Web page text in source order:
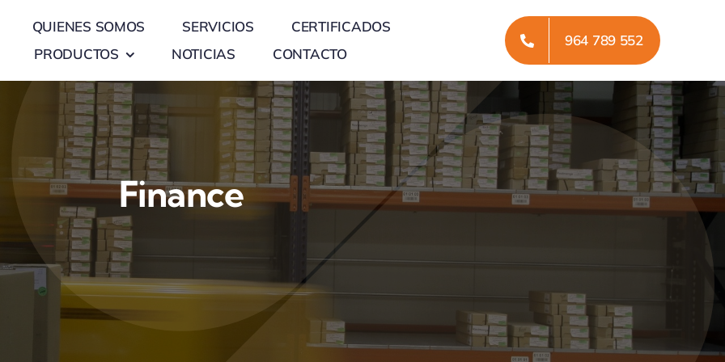
QUIENES SOMOS SERVICIOS
CERTIFICADOS
PRODUCTOS
NOTICIAS CONTACTO
964 789 552
Finance